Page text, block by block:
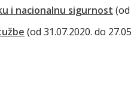
i nacionalnu sigurnost
(od 31.07.2020. do